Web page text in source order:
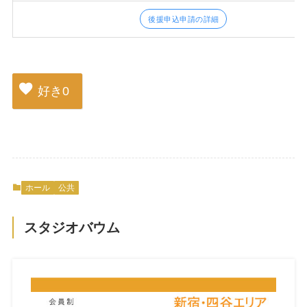
後援申込申請の詳細
好き 0
ホール 公共
スタジオバウム